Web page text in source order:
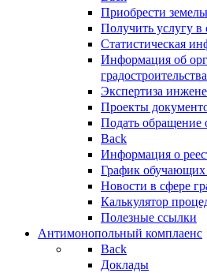
Приобрести
Получить услугу в
Статистическая
Информация об
Экспертиза
Проекты
Подать обращение
Back
Информация о
График обучающих
Новости в сфере
Калькулятор
Полезные ссылки
Антимонопольный комплаенс
Back
Доклады